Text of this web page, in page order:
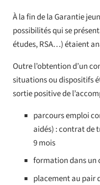
À la fin de la Garantie
possibilités qui se
études, RSA…) étaient
Outre l’obtention d’un
situations ou dispositifs
sortie positive de
parcours emploi
aidés) : contrat de
9 mois
formation dans un
placement au pair